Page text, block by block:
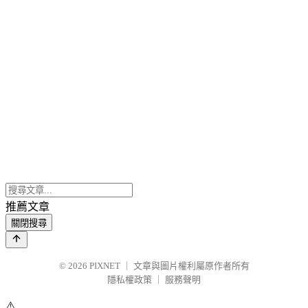
推薦文章
關閉搜尋
© 2026 PIXNET
文章與圖片權利屬原作者所有
隱私權政策
服務聲明
⚠️